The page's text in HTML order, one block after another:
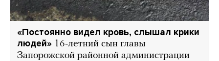
«Постоянно видел кровь, слышал крики
людей» 16-летний сын главы
Запорожской районной администрации